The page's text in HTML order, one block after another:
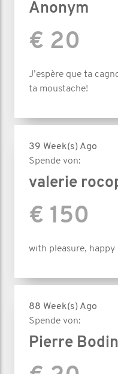
Anonym
€ 20
J’espère que ta
ta moustache!
39 Week(s) Ago
Spende von:
valerie
€ 150
with pleasure, happy
88 Week(s) Ago
Spende von:
Pierre Bodin